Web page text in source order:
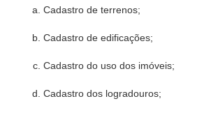
Cadastro de terrenos;
Cadastro de edificações;
Cadastro do uso dos imóveis;
Cadastro dos logradouros;